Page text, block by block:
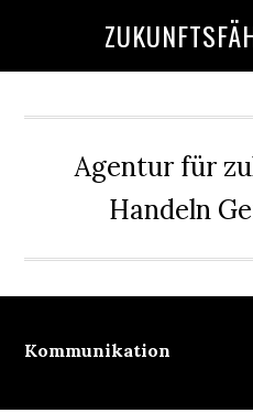
Agentur für
Handeln
Kommunikation